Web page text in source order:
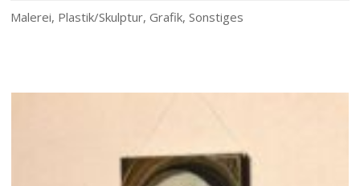
Malerei, Plastik/Skulptur, Grafik, Sonstiges